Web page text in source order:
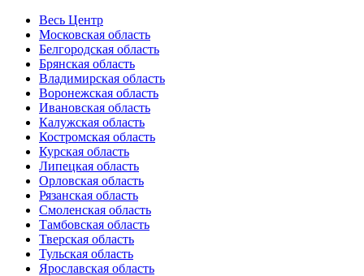
Весь Центр
Московская область
Белгородская область
Брянская область
Владимирская область
Воронежская область
Ивановская область
Калужская область
Костромская область
Курская область
Липецкая область
Орловская область
Рязанская область
Смоленская область
Тамбовская область
Тверская область
Тульская область
Ярославская область